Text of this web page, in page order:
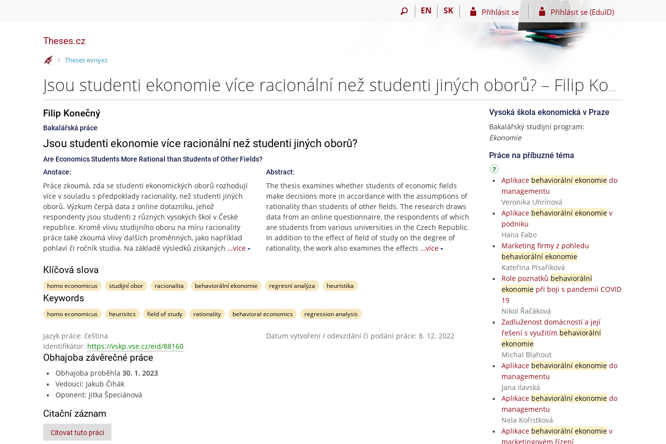
EN SK Přihlásit se Přihlásit se (EduID)
Theses.cz
>
Theses evnyxz
Jsou studenti ekonomie více racionální než studenti jiných oborů? – Filip Konečný
Filip Konečný
Bakalářská práce
Jsou studenti ekonomie více racionální než studenti jiných oborů?
Are Economics Students More Rational than Students of Other Fields?
Anotace:
Práce zkoumá, zda se studenti ekonomických oborů rozhodují
více v souladu s předpoklady racionality, než studenti jiných
oborů. Výzkum čerpá data z online dotazníku, jehož
respondenty jsou studenti z různých vysokých škol v České
republice. Kromě vlivu studijního oboru na míru racionality
práce také zkoumá vlivy dalších proměnných, jako například
pohlaví či ročník studia. Na základě výsledků získaných …více
Abstract:
The thesis examines whether students of economic fields
make decisions more in accordance with the assumptions of
rationality than students of other fields. The research draws
data from an online questionnaire, the respondents of which
are students from various universities in the Czech Republic.
In addition to the effect of field of study on the degree of
rationality, the work also examines the effects …více
Klíčová slova
homo economicus studijní obor racionalita behaviorální ekonomie regresní analýza heuristika
Keywords
homo economicus heurisitcs field of study rationality behavioral economics regression analysis
Jazyk práce: čeština
Datum vytvoření / odevzdání či podání práce: 8. 12. 2022
Identifikátor: https://vskp.vse.cz/eid/88160
Obhajoba závěrečné práce
Obhajoba proběhla 30. 1. 2023
Vedoucí: Jakub Čihák
Oponent: Jitka Špeciánová
Citační záznam
Citovat tuto práci
Vysoká škola ekonomická v Praze
Bakalářský studijní program:
Ekonomie
Práce na příbuzné téma
Aplikace behaviorální ekonomiedo
managementu
Veronika Uhrinová
Aplikace behaviorální ekonomiev
podniku
Hana Fabo
Marketing firmy z pohledu
behaviorální ekonomie
Kateřina Písaříková
Role poznatků behaviorální
ekonomiepři boji s pandemií COVID
19
Nikol Řačáková
Zadluženost domácností a její
řešení s využitím behaviorální
ekonomie
Michal Blahout
Aplikace behaviorální ekonomiedo
managementu
Jana Ilavská
Aplikace behaviorální ekonomiedo
managementu
Nela Kořistková
Aplikace behaviorální ekonomiev
marketingovém řízení